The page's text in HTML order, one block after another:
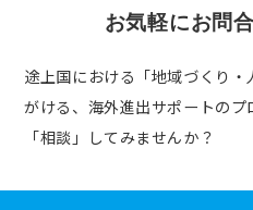
お気軽にお問
途上国における「地域づくり
がける、 海外進出サポートの
「相談」してみませんか？